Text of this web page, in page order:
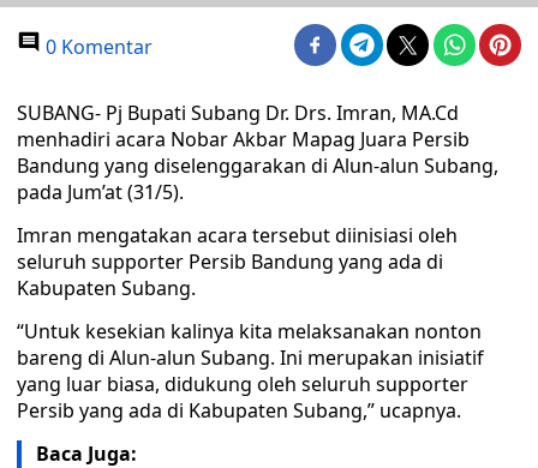
0 Komentar
SUBANG- Pj Bupati Subang Dr. Drs. Imran, MA.Cd
menhadiri acara Nobar Akbar Mapag Juara Persib
Bandung yang diselenggarakan di Alun-alun Subang,
pada Jum’at (31/5).
Imran mengatakan acara tersebut diinisiasi oleh
seluruh supporter Persib Bandung yang ada di
Kabupaten Subang.
“Untuk kesekian kalinya kita melaksanakan nonton
bareng di Alun-alun Subang. Ini merupakan inisiatif
yang luar biasa, didukung oleh seluruh supporter
Persib yang ada di Kabupaten Subang,” ucapnya.
Baca Juga: